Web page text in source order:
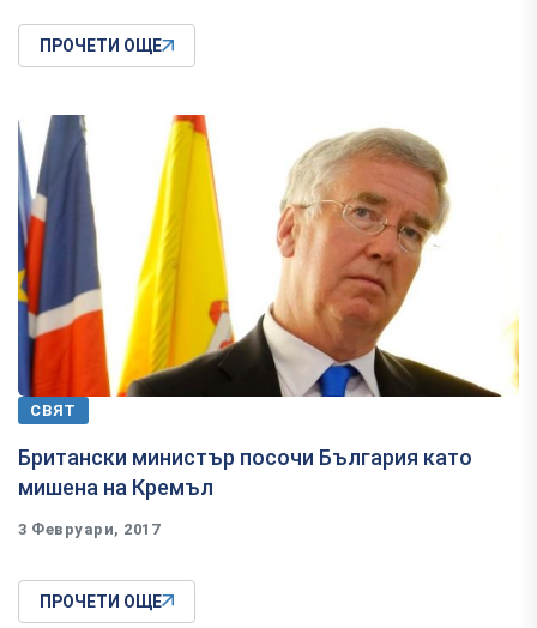
ПРОЧЕТИ ОЩЕ
СВЯТ
Британски министър посочи България като
мишена на Кремъл
3 Февруари, 2017
ПРОЧЕТИ ОЩЕ